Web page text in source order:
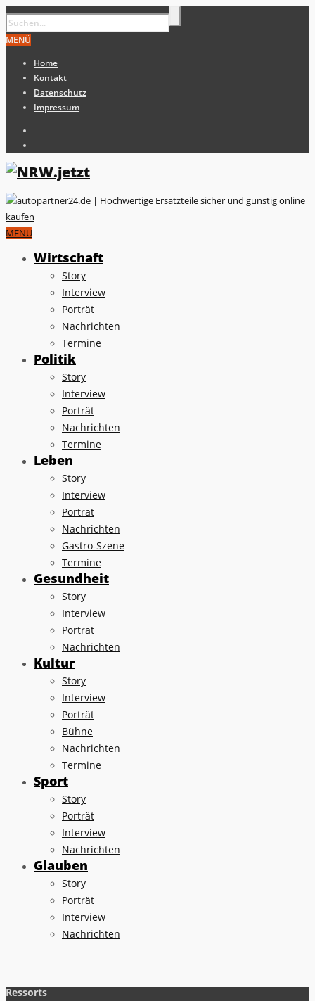
MENÜ
Home
Kontakt
Datenschutz
Impressum
MENÜ
Wirtschaft
Story
Interview
Porträt
Nachrichten
Termine
Politik
Story
Interview
Porträt
Nachrichten
Termine
Leben
Story
Interview
Porträt
Nachrichten
Gastro-Szene
Termine
Gesundheit
Story
Interview
Porträt
Nachrichten
Kultur
Story
Interview
Porträt
Bühne
Nachrichten
Termine
Sport
Story
Porträt
Interview
Nachrichten
Glauben
Story
Porträt
Interview
Nachrichten
Ressorts